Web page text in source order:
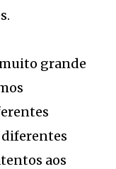
grande
diferentes
aos